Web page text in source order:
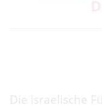
Die israelische